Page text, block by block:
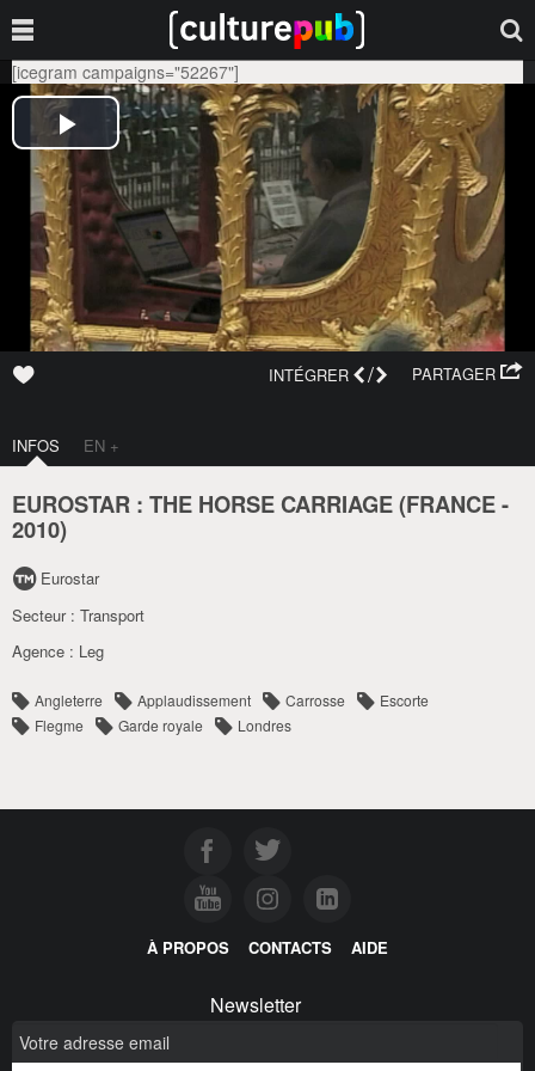
[icegram campaigns="52267"]
PARTAGER
INTÉGRER /
INFOS EN +
EUROSTAR : THE HORSE CARRIAGE (FRANCE-
2010)
Eurostar
Secteur : Transport
Agence : Leg
Angleterre Applaudissement Carrosse
Escorte
Flegme
Garde royale Londres
À PROPOS CONTACTS AIDE
Newsletter